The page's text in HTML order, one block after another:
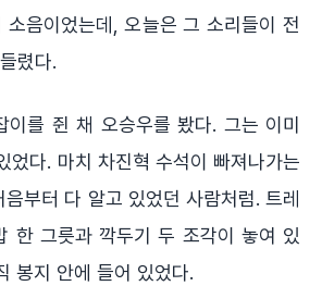
소음이었는데, 오늘은 그 소리들이 전
렸다.
이를 쥔 채 오승우를 봤다. 그는 이미
었다. 마치 차진혁 수석이 빠져나가는
부터 다 알고 있었던 사람처럼. 트레
한 그릇과 깍두기 두 조각이 놓여 있
봉지 안에 들어 있었다.